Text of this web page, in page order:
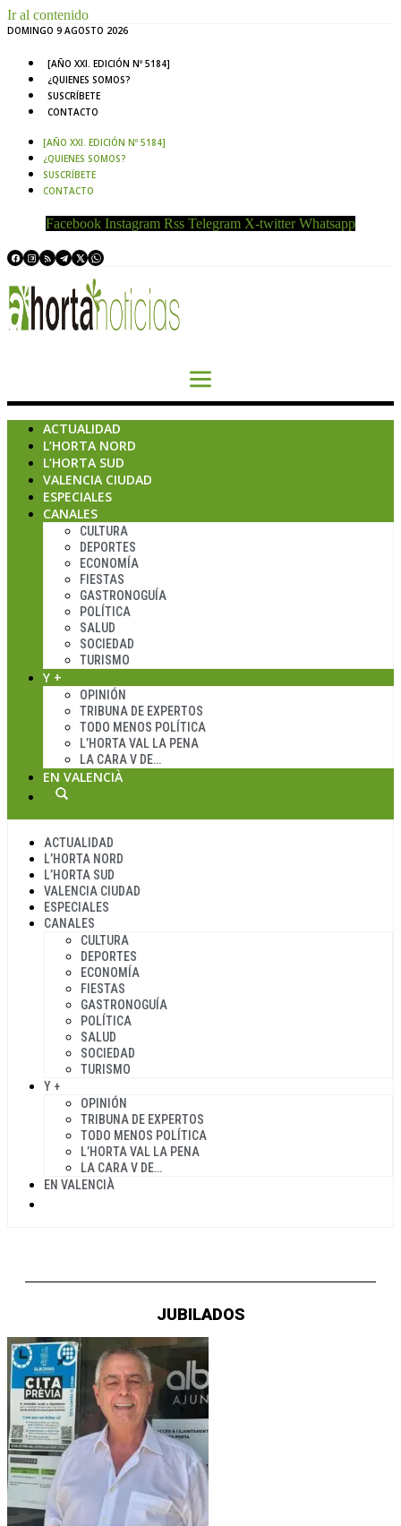
Ir al contenido
DOMINGO 9 AGOSTO 2026
[AÑO XXI. EDICIÓN Nº 5184]
¿QUIENES SOMOS?
SUSCRÍBETE
CONTACTO
[AÑO XXI. EDICIÓN Nº 5184]
¿QUIENES SOMOS?
SUSCRÍBETE
CONTACTO
Facebook Instagram Rss Telegram X-twitter Whatsapp
ACTUALIDAD
L’HORTA NORD
L’HORTA SUD
VALENCIA CIUDAD
ESPECIALES
CANALES
CULTURA
DEPORTES
ECONOMÍA
FIESTAS
GASTRONOGUÍA
POLÍTICA
SALUD
SOCIEDAD
TURISMO
Y +
OPINIÓN
TRIBUNA DE EXPERTOS
TODO MENOS POLÍTICA
L’HORTA VAL LA PENA
LA CARA V DE…
EN VALENCIÀ
ACTUALIDAD
L’HORTA NORD
L’HORTA SUD
VALENCIA CIUDAD
ESPECIALES
CANALES
CULTURA
DEPORTES
ECONOMÍA
FIESTAS
GASTRONOGUÍA
POLÍTICA
SALUD
SOCIEDAD
TURISMO
Y +
OPINIÓN
TRIBUNA DE EXPERTOS
TODO MENOS POLÍTICA
L’HORTA VAL LA PENA
LA CARA V DE…
EN VALENCIÀ
JUBILADOS